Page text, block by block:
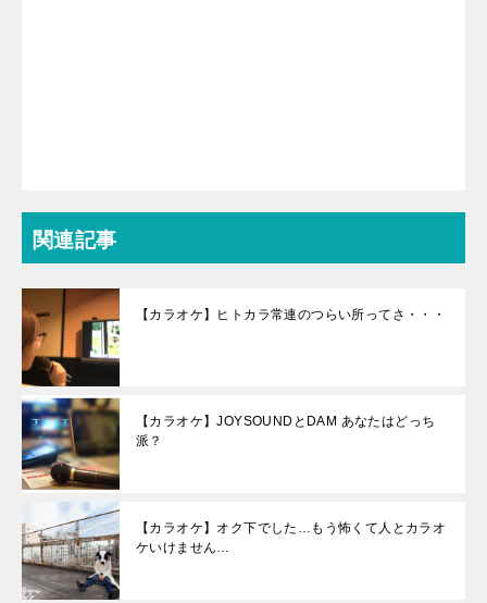
関連記事
【カラオケ】ヒトカラ常連のつらい所ってさ・・・
【カラオケ】JOYSOUNDとDAM あなたはどっち
派？
【カラオケ】オク下でした…もう怖くて人とカラオ
ケいけません…